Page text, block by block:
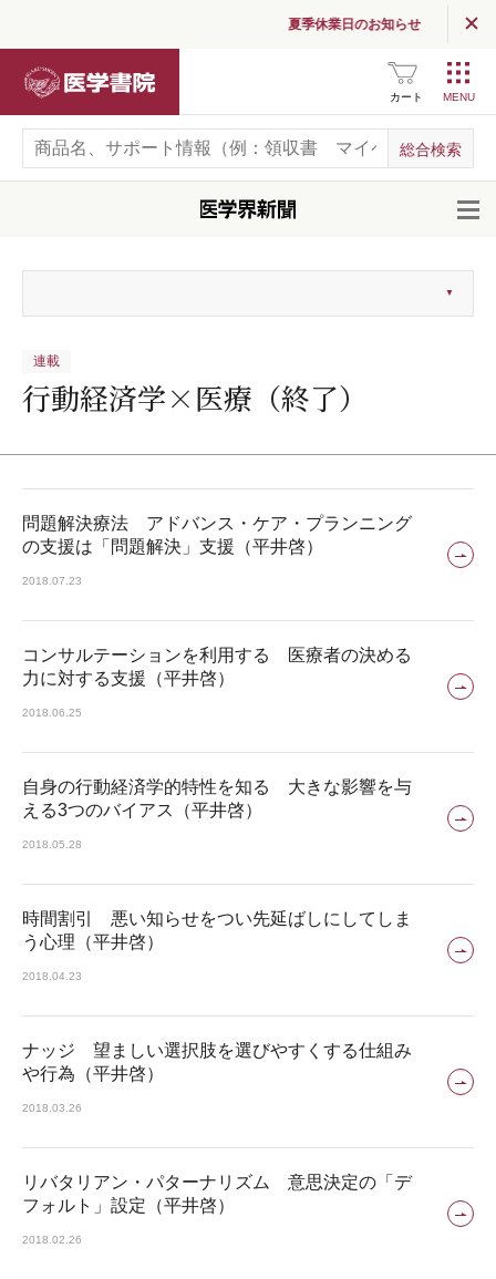
夏季休業日のお知らせ
カート
連載
行動経済学×医療（終了）
問題解決療法 アドバンス・ケア・プランニング
の支援は「問題解決」支援（平井啓）
2018.07.23
コンサルテーションを利用する 医療者の決める
力に対する支援（平井啓）
2018.06.25
自身の行動経済学的特性を知る 大きな影響を与
える3つのバイアス（平井啓）
2018.05.28
時間割引 悪い知らせをつい先延ばしにしてしま
う心理（平井啓）
2018.04.23
ナッジ 望ましい選択肢を選びやすくする仕組み
や行為（平井啓）
2018.03.26
リバタリアン・パターナリズム 意思決定の「デ
フォルト」設定（平井啓）
2018.02.26